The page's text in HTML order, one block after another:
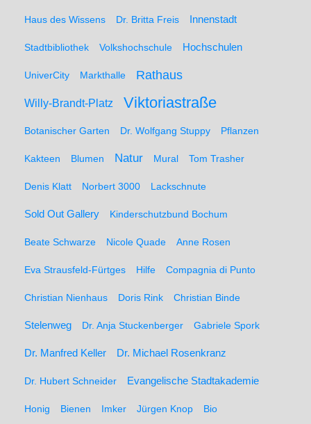
Haus des Wissens Dr. Britta Freis Innenstadt
Stadtbibliothek Volkshochschule Hochschulen
UniverCity Markthalle Rathaus
Willy-Brandt-Platz Viktoriastraße
Botanischer Garten Dr. Wolfgang Stuppy Pflanzen
Kakteen Blumen Natur Mural Tom Trasher
Denis Klatt Norbert 3000 Lackschnute
Sold Out Gallery Kinderschutzbund Bochum
Beate Schwarze Nicole Quade Anne Rosen
Eva Strausfeld-Fürtges Hilfe Compagnia di Punto
Christian Nienhaus Doris Rink Christian Binde
Stelenweg Dr. Anja Stuckenberger Gabriele Spork
Dr. Manfred Keller Dr. Michael Rosenkranz
Dr. Hubert Schneider Evangelische Stadtakademie
Honig Bienen Imker Jürgen Knop Bio